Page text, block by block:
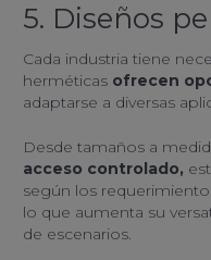
5. Diseños
Cada industria tiene
herméticas ofrecen
adaptarse a diversas
Desde tamaños a
acceso controlado,
según los
lo que aumenta su
de escenarios.